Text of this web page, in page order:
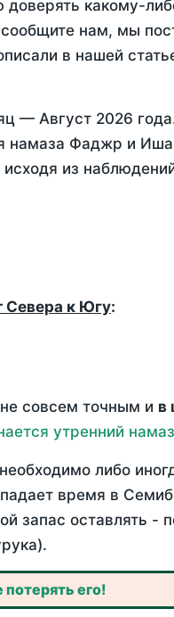
доверять какому-
нам, мы
в нашей
— Август 2026 года
намаза Фаджр и
из
Севера к Югу:
совсем точным и в
утренний
либо
время в
запас оставлять -
его!